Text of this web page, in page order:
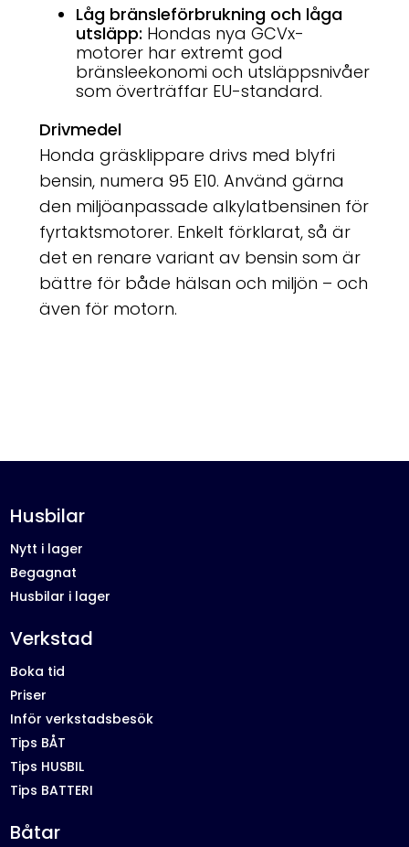
Låg bränsleförbrukning och låga
utsläpp: Hondas nya GCVx-
motorer har extremt god
bränsleekonomi och utsläppsnivåer
som överträffar EU-standard.
Drivmedel
Honda gräsklippare drivs med blyfri
bensin, numera 95 E10. Använd gärna
den miljöanpassade alkylatbensinen för
fyrtaktsmotorer. Enkelt förklarat, så är
det en renare variant av bensin som är
bättre för både hälsan och miljön – och
även för motorn.
Husbilar
Nytt i lager
Begagnat
Husbilar i lager
Verkstad
Boka tid
Priser
Inför verkstadsbesök
Tips BÅT
Tips HUSBIL
Tips BATTERI
Båtar